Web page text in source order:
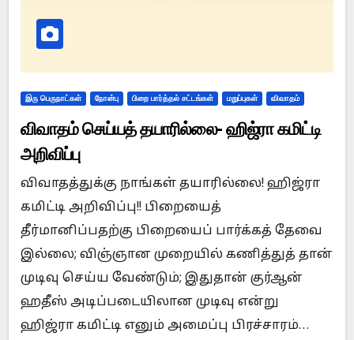
இரு பெருநாட்கள் நோன்பு பிறை பார்த்தல் சட்டங்கள் மறுப்புகள் விவாதம்
விவாதம் செய்யத் தயாரில்லை- ஹிஜ்ரா கமிட்டி
அறிவிப்பு
விவாதத்துக்கு நாங்கள் தயாரில்லை! ஹிஜ்ரா
கமிட்டி அறிவிப்பு!! பிறையைத்
தீர்மானிப்பதற்கு பிறையைப் பார்க்கத் தேவை
இல்லை; விஞ்ஞான முறையில் கணித்துத் தான்
முடிவு செய்ய வேண்டும்; இதுதான் குர்ஆன்
ஹதீஸ் அடிப்படையிலான முடிவு என்று
ஹிஜ்ரா கமிட்டி எனும் அமைப்பு பிரச்சாரம்…